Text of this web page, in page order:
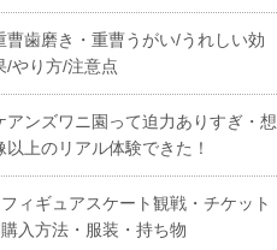
曹歯磨き・重曹うがい/うれしい効
/やり方/注意点
アンズワニ園って迫力ありすぎ・想
以上のリアル体験できた！
フィギュアスケート観戦・チケット
購入方法・服装・持ち物